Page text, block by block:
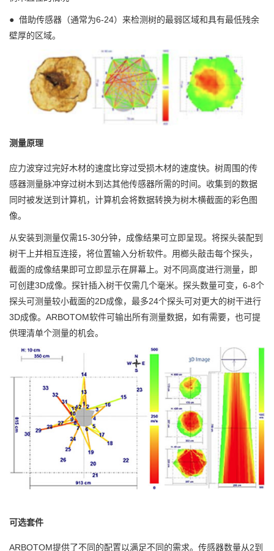
● 借助传感器（通常为6-24）来检测树的最弱区域和具有最低残余
壁厚的区域。
测量原理
应力波穿过完好木材的速度比穿过受损木材的速度快。树周围的传
感器测量脉冲穿过树木到达其他传感器所需的时间。收集到的数据
同时被发送到计算机，计算机会将数据转换为树木横截面的彩色图
像。
从安装到测量仅需15-30分钟，成像结果可立即呈现。将探头装配到
树干上并相互连接，将位置输入分析软件。用榔头敲击每个探头，
截面的成像结果即可立即显示在屏幕上。对不同高度进行测量，即
可创建3D成像。探针插入树干仅需几个毫米。探头数量可变，6-8个
探头可测量较小截面的2D成像，最多24个探头可对更大的树干进行
3D成像。ARBOTOM软件可输出所有测量数据，如有需要，也可提
供理清单个测量的机会。
可选套件
ARBOTOM提供了不同的配置以满足不同的需求。传感器数量从2到